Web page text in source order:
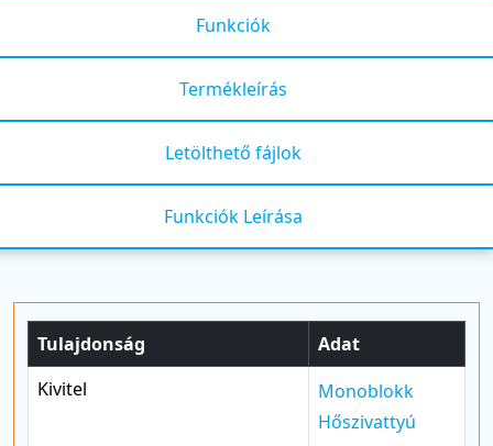
Funkciók
Termékleírás
Letölthető fájlok
Funkciók Leírása
Tulajdonság
Adat
Kivitel
Monoblokk
Hőszivattyú